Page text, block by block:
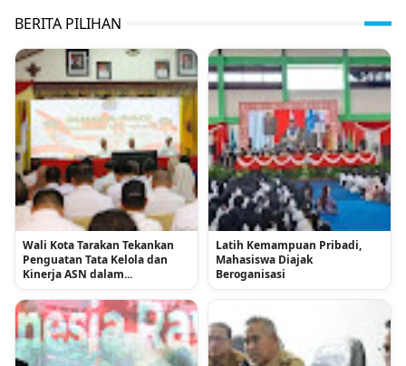
BERITA PILIHAN
Wali Kota Tarakan Tekankan
Penguatan Tata Kelola dan
Kinerja ASN dalam...
Latih Kemampuan Pribadi,
Mahasiswa Diajak
Beroganisasi